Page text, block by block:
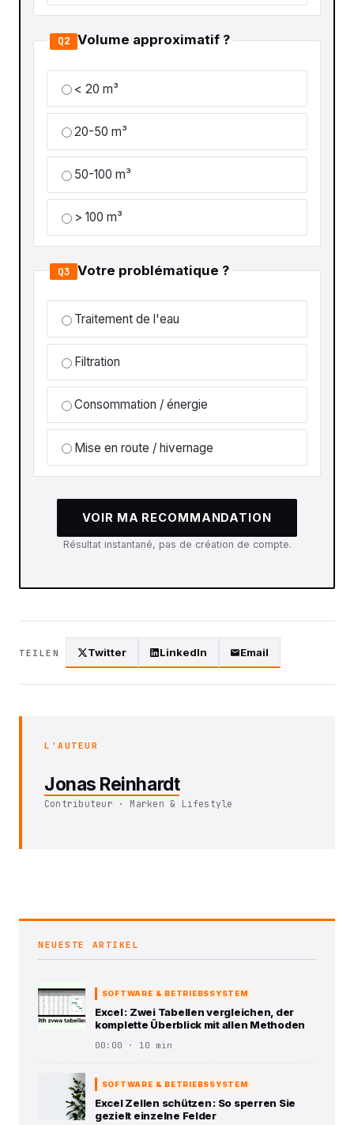
Q2 Volume approximatif ?
< 20 m³
20-50 m³
50-100 m³
> 100 m³
Q3 Votre problématique ?
Traitement de l'eau
Filtration
Consommation / énergie
Mise en route / hivernage
VOIR MA RECOMMANDATION
Résultat instantané, pas de création de compte.
TEILEN Twitter LinkedIn Email
L'AUTEUR
Jonas Reinhardt
Contributeur · Marken & Lifestyle
NEUESTE ARTIKEL
SOFTWARE & BETRIEBSSYSTEM
Excel : Zwei Tabellen vergleichen, der
komplette Überblick mit allen Methoden
00:00 · 10 min
SOFTWARE & BETRIEBSSYSTEM
Excel Zellen schützen : So sperren Sie
gezielt einzelne Felder